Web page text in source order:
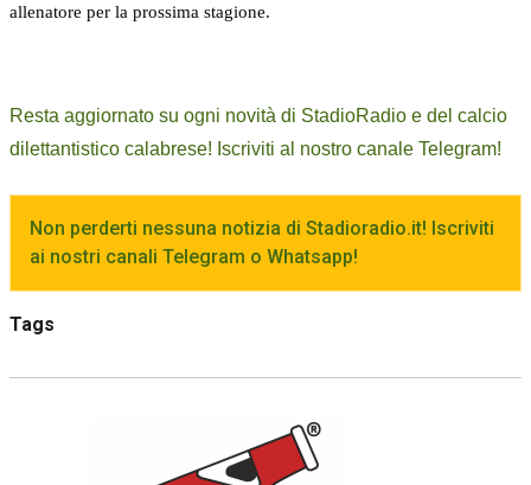
allenatore per la prossima stagione.
Resta aggiornato su ogni novità di StadioRadio e del calcio
dilettantistico calabrese! Iscriviti al nostro canale Telegram!
Non perderti nessuna notizia di Stadioradio.it! Iscriviti
ai nostri canali Telegram o Whatsapp!
Tags